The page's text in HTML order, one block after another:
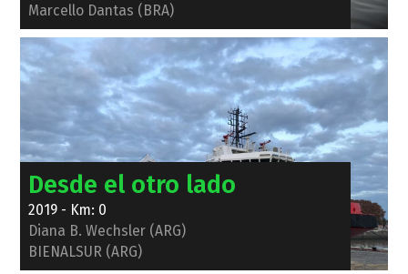
Marcello Dantas (BRA)
Desde el otro lado
2019 - Km: 0
Diana B. Wechsler (ARG)
BIENALSUR (ARG)